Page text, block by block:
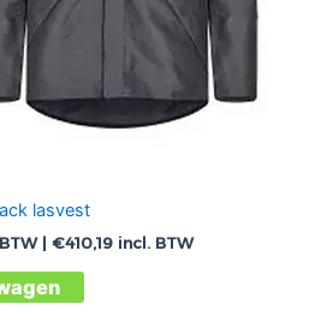
lasvest
| €410,19 incl. BTW
Dit
product